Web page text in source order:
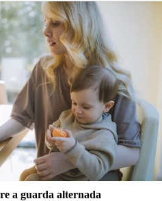
a guarda alternada